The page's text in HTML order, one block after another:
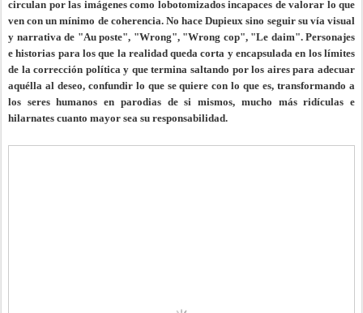
circulan por las imágenes como lobotomizados incapaces de valorar lo que
ven con un mínimo de coherencia. No hace Dupieux sino seguir su vía visual
y narrativa de "Au poste", "Wrong", "Wrong cop", "Le daim". Personajes
e historias para los que la realidad queda corta y encapsulada en los límites
de la corrección política y que termina saltando por los aires para adecuar
aquélla al deseo, confundir lo que se quiere con lo que es, transformando a
los seres humanos en parodias de si mismos, mucho más ridículas e
hilarnates cuanto mayor sea su responsabilidad.